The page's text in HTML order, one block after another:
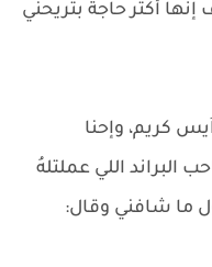
أكتر حاجة بتريحني
كريم، وإحنا
اللي عملتلهُ
ما شافني وقال: